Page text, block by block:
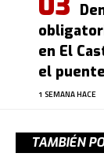
en El
el
1 SEMANA HACE
TAMBIÉN